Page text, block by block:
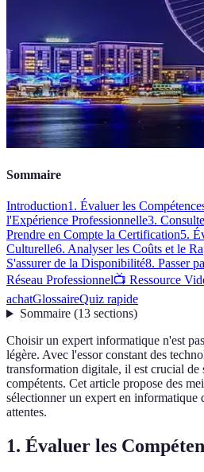
Sommaire
Introduction1. Évaluer les
l'Expérience Professionnelle3.
Prendre en Compte la Certification5.
Culturelle6. Analyser les Coûts et le
S'assurer de la Disponibilité8. Passer
Réseau Professionnel📺 Ressource
achatGlossaireQuiz rapide
Sommaire(13 sections)
Choisir un expert informatique n'est
légère. Avec l'essor constant des
transformation digitale, il est crucial de
compétents. Cet article propose des
sélectionner un expert en informatique
attentes.
1. Évaluer les